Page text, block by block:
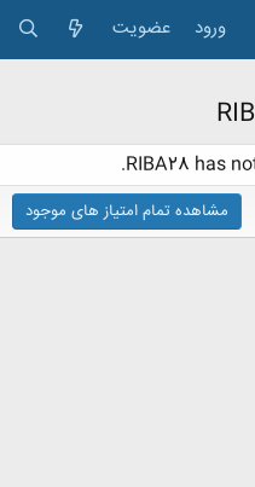
ورود عضویت
RIBA28 has
مشاهده تمام امتیاز های موجود